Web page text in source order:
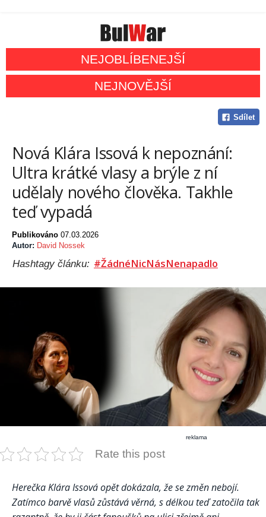
NEJOBLÍBENEJŠÍ
NEJNOVĚJŠÍ
Sdílet
Nová Klára Issová k nepoznání:
Ultra krátké vlasy a brýle z ní
udělaly nového člověka. Takhle
teď vypadá
Publikováno 07.03.2026
Autor: David Nossek
Hashtagy článku: #ŽádnéNicNásNenapadlo
reklama
Rate this post
Herečka Klára Issová opět dokázala, že se změn nebojí.
Zatímco barvě vlasů zůstává věrná, s délkou teď zatočila tak